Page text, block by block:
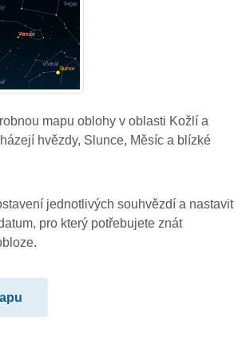
mapu oblohy v oblasti Kožlí a
hvězdy, Slunce, Měsíc a blízké
jednotlivých souhvězdí a nastavit
pro který potřebujete znát